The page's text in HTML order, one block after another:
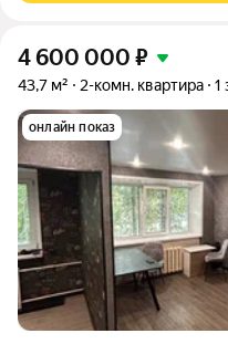
4 600 000 ₽
43,7 м² 2-комн. квартира 1
онлайн показ